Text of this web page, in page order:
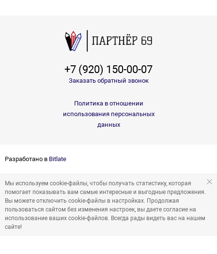
+7 (920) 150-00-07
Заказать обратный звонок
Политика в отношении
использования персональных
данных
Разработано в Bitlate
Мы используем cookie-файлы, чтобы получать статистику, которая
помогает показывать вам самые интересные и выгодные предложения.
Вы можете отключить cookie-файлы в настройках. Продолжая
пользоваться сайтом без изменения настроек, вы даете согласие на
использование ваших cookie-файлов. Всегда рады видеть вас на нашем
сайте!